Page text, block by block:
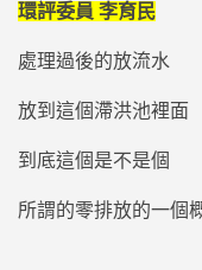
環評委員 李育民
處理過後的放流水
放到這個滯洪池裡面
到底這個是不是個
所謂的零排放的一個